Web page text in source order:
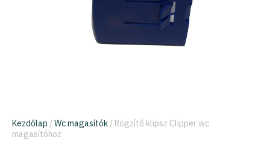
Kezdőlap /Wc magasítók / Rögzítő klipsz Clipper wc
magasítóhoz